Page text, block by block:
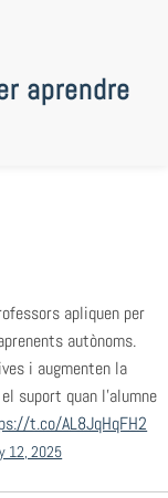
aprendre
apliquen per
autònoms.
i augmenten la
suport quan l'alumne
t.co/AL8JqHqFH2
12, 2025